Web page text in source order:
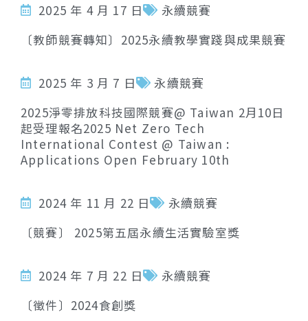
2025 年 4 月 17 日
永續競賽
〔教師競賽轉知〕2025永續教學實踐與成果競賽
2025 年 3 月 7 日
永續競賽
2025淨零排放科技國際競賽@ Taiwan 2月10日
起受理報名2025 Net Zero Tech
International Contest @ Taiwan :
Applications Open February 10th
2024 年 11 月 22 日
永續競賽
〔競賽〕 2025第五屆永續生活實驗室獎
2024 年 7 月 22 日
永續競賽
〔徵件〕2024食創獎